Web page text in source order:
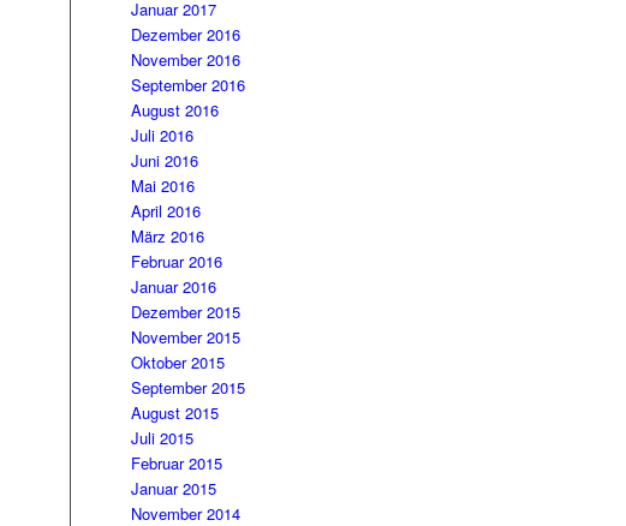
Januar 2017
Dezember 2016
November 2016
September 2016
August 2016
Juli 2016
Juni 2016
Mai 2016
April 2016
März 2016
Februar 2016
Januar 2016
Dezember 2015
November 2015
Oktober 2015
September 2015
August 2015
Juli 2015
Februar 2015
Januar 2015
November 2014